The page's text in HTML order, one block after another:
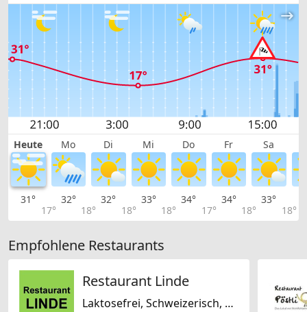
Heute Mo Di Mi Do Fr Sa
31°
17°
32°
18°
32°
18°
33°
18°
34°
17°
34°
18°
33°
18°
Empfohlene Restaurants
Restaurant Linde
Laktosefrei, Schweizerisch, Regional, Saisonal